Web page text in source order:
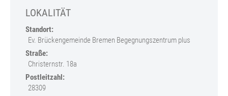
LOKALITÄT
Standort:
Ev. Brückengemeinde Bremen Begegnungszentrum plus
Straße:
Christernstr. 18a
Postleitzahl:
28309